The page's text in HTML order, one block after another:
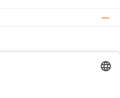
zzgl.
und ggf.
nicht anders angegeben.
Rechte vorbehalten. Theme by